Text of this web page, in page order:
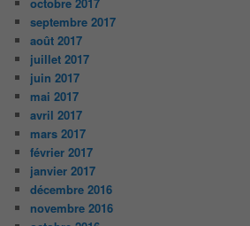
septembre 2017
août 2017
juillet 2017
juin 2017
mai 2017
avril 2017
mars 2017
février 2017
janvier 2017
décembre 2016
novembre 2016